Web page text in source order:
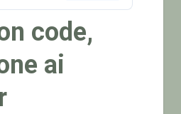
code,
ai